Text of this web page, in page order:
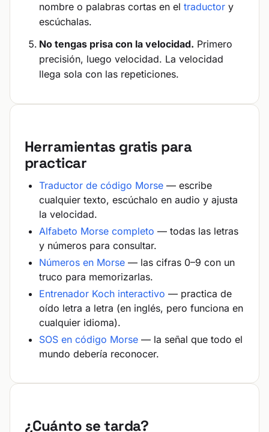
nombre o palabras cortas en el traductor y
escúchalas.
No tengas prisa con la velocidad. Primero
precisión, luego velocidad. La velocidad
llega sola con las repeticiones.
Herramientas gratis para
practicar
Traductor de código Morse — escribe
cualquier texto, escúchalo en audio y ajusta
la velocidad.
Alfabeto Morse completo — todas las letras
y números para consultar.
Números en Morse — las cifras 0–9 con un
truco para memorizarlas.
Entrenador Koch interactivo — practica de
oído letra a letra (en inglés, pero funciona en
cualquier idioma).
SOS en código Morse — la señal que todo el
mundo debería reconocer.
¿Cuánto se tarda?